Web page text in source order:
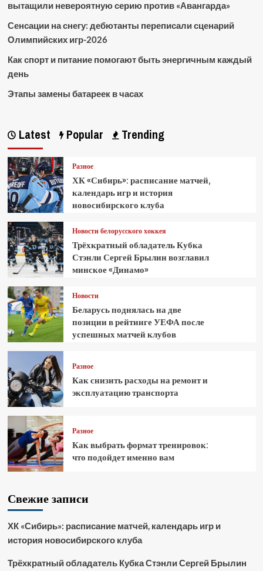
вытащили невероятную серию против «Авангарда»
Сенсации на снегу: дебютанты переписали сценарий
Олимпийских игр-2026
Как спорт и питание помогают быть энергичным каждый
день
Этапы замены батареек в часах
Latest Popular Trending
Разное
ХК «Сибирь»: расписание матчей,
календарь игр и история
новосибирского клуба
Новости белорусского хоккея
Трёхкратный обладатель Кубка
Стэнли Сергей Брылин возглавил
минское «Динамо»
Новости
Беларусь поднялась на две
позиции в рейтинге УЕФА после
успешных матчей клубов
Разное
Как снизить расходы на ремонт и
эксплуатацию транспорта
Разное
Как выбрать формат тренировок:
что подойдет именно вам
Свежие записи
ХК «Сибирь»: расписание матчей, календарь игр и
история новосибирского клуба
Трёхкратный обладатель Кубка Стэнли Сергей Брылин